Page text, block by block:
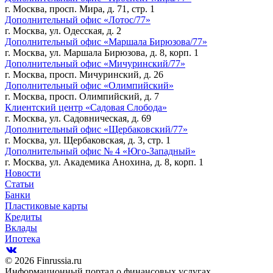
г. Москва, просп. Мира, д. 71, стр. 1
Дополнительный офис «Лотос/77»
г. Москва, ул. Одесская, д. 2
Дополнительный офис «Маршала Бирюзова/77»
г. Москва, ул. Маршала Бирюзова, д. 8, корп. 1
Дополнительный офис «Мичуринский/77»
г. Москва, просп. Мичуринский, д. 26
Дополнительный офис «Олимпийский»
г. Москва, просп. Олимпийский, д. 7
Клиентский центр «Садовая Слобода»
г. Москва, ул. Садовническая, д. 69
Дополнительный офис «Щербаковский/77»
г. Москва, ул. Щербаковская, д. 3, стр. 1
Дополнительный офис № 4 «Юго-Западный»
г. Москва, ул. Академика Анохина, д. 8, корп. 1
Новости
Статьи
Банки
Пластиковые карты
Кредиты
Вклады
Ипотека
© 2026 Finrussia.ru